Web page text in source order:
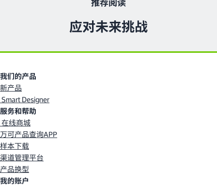
应对未来挑战
我们的产品
新产品
Smart Designer
服务和帮助
在线商城
万可产品查询APP
样本下载
渠道管理平台
产品换型
我的账户